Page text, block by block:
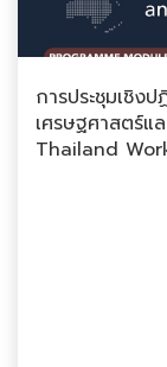
การประชุมเชิง
เศรษฐศาสตร์แ
Thailand